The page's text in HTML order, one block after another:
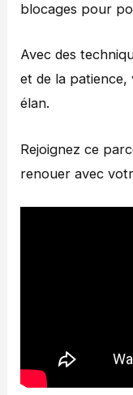
blocages pour
Avec des
et de la
élan.
Rejoignez ce
renouer avec